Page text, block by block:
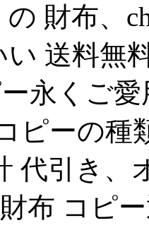
財布、
送料無
永くご
ピーの種
代引き、
布 コピ